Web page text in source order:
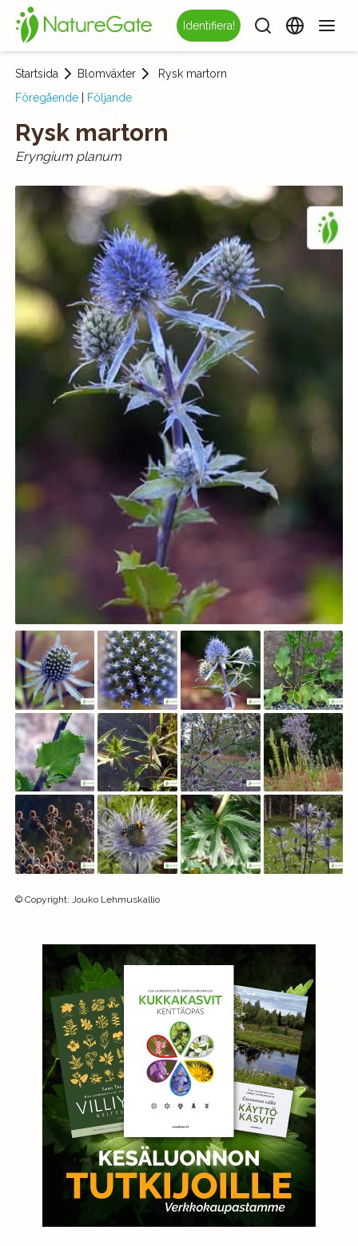
Identifiera!
Startsida Blomväxter
Rysk martorn
Föregående
Följande
Rysk martorn
Eryngium planum
© Copyright: Jouko Lehmuskallio